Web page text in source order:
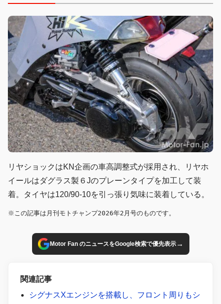
リヤショックはKN企画の車高調整式が採用され、リヤホ
イールはダグラス製６Jのプレーンタイプを加工して装
着。タイヤは120/90-10を引っ張り気味に装着している。
※この記事は月刊モトチャンプ2026年2月号のものです。
Motor Fan のニュースをGoogle検索で優先表示→
関連記事
シグナスXエンジンを搭載し、フロント周りもシ